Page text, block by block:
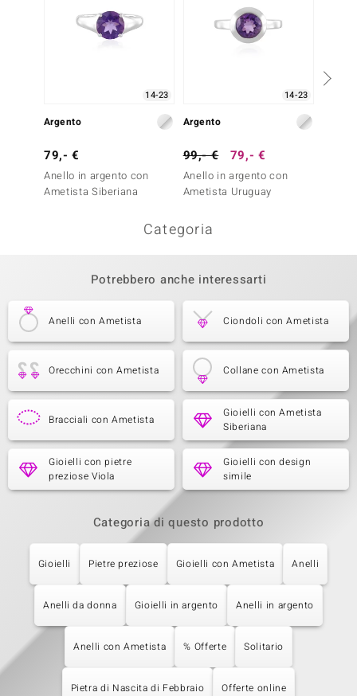
14-23
Argento
79,- €
Anello in argento con
Ametista Siberiana
14-23
Argento
99,- € 79,- €
Anello in argento con
Ametista Uruguay
Categoria
Potrebbero anche interessarti
Anelli con Ametista Ciondoli con Ametista
Orecchini con Ametista Collane con Ametista
Bracciali con Ametista
Gioielli con Ametista
Siberiana
Gioielli con pietre
preziose Viola
Gioielli con design
simile
Categoria di questo prodotto
Gioielli Pietre preziose Gioielli con Ametista Anelli
Anelli da donna Gioielli in argento Anelli in argento
Anelli con Ametista % Offerte Solitario
Pietra di Nascita di Febbraio Offerte online